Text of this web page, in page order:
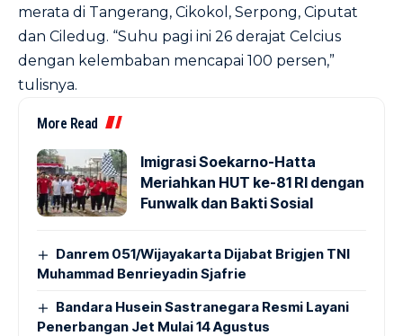
merata di Tangerang, Cikokol, Serpong, Ciputat
dan Ciledug. “Suhu pagi ini 26 derajat Celcius
dengan kelembaban mencapai 100 persen,”
tulisnya.
More Read
Imigrasi Soekarno-Hatta
Meriahkan HUT ke-81 RI dengan
Funwalk dan Bakti Sosial
Danrem 051/Wijayakarta Dijabat Brigjen TNI
Muhammad Benrieyadin Sjafrie
Bandara Husein Sastranegara Resmi Layani
Penerbangan Jet Mulai 14 Agustus